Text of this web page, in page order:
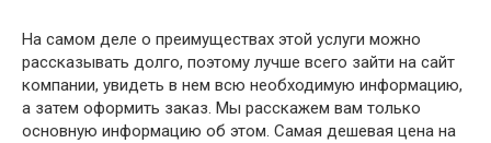
На самом деле о преимуществах этой услуги можно
рассказывать долго, поэтому лучше всего зайти на сайт
компании, увидеть в нем всю необходимую информацию,
а затем оформить заказ. Мы расскажем вам только
основную информацию об этом. Самая дешевая цена на